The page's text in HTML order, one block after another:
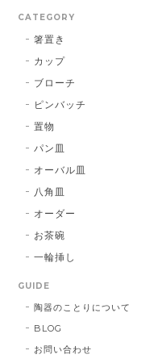
CATEGORY
箸置き
カップ
ブローチ
ピンバッチ
置物
パン皿
オーバル皿
八角皿
オーダー
お茶碗
一輪挿し
GUIDE
陶器のことりについて
BLOG
お問い合わせ